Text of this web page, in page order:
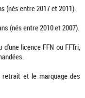
(nés entre 2017 et 2011).
(nés entre 2010 et 2007).
licence FFN ou FFTri,
et le marquage des